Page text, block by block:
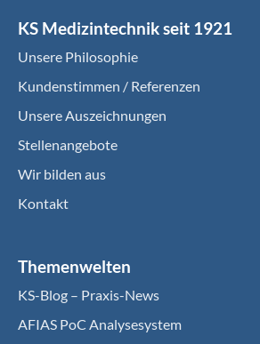
KS Medizintechnik seit 1921
Unsere Philosophie
Kundenstimmen / Referenzen
Unsere Auszeichnungen
Stellenangebote
Wir bilden aus
Kontakt
Themenwelten
KS-Blog – Praxis-News
AFIAS PoC Analysesystem